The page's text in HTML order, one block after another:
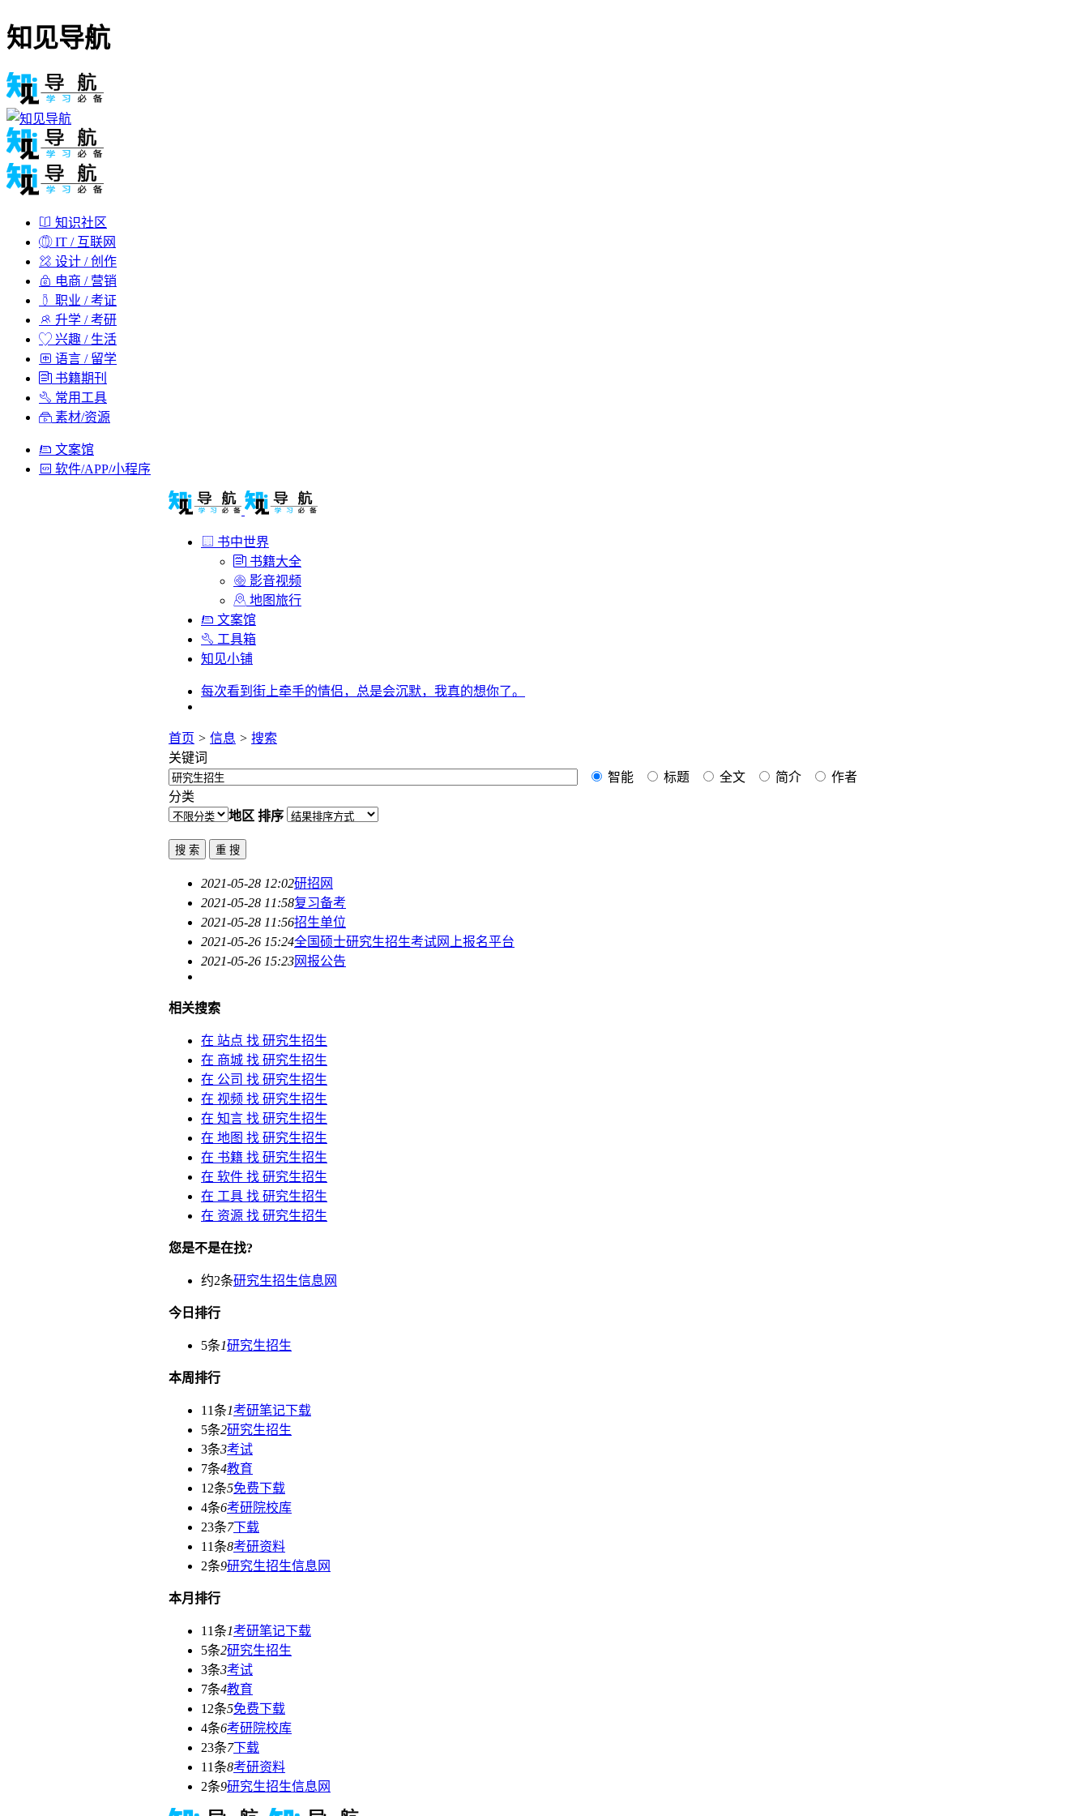
知见导航
知识社区
IT / 互联网
设计 / 创作
电商 / 营销
职业 / 考证
升学 / 考研
兴趣 / 生活
语言 / 留学
书籍期刊
常用工具
素材/资源
文案馆
软件/APP/小程序
书中世界
书籍大全
影音视频
地图旅行
文案馆
工具箱
知见小铺
每次看到街上牵手的情侣，总是会沉默，我真的想你了。
首页 > 信息 > 搜索
关键词
智能
标题 全文 简介
作者
分类
地区 排序
2021-05-28 12:02研招网
2021-05-28 11:58复习备考
2021-05-28 11:56招生单位
2021-05-26 15:24全国硕士研究生招生考试网上报名平台
2021-05-26 15:23网报公告
相关搜索
在 站点 找 研究生招生
在 商城 找 研究生招生
在 公司 找 研究生招生
在 视频 找 研究生招生
在 知言 找 研究生招生
在 地图 找 研究生招生
在 书籍 找 研究生招生
在 软件 找 研究生招生
在 工具 找 研究生招生
在 资源 找 研究生招生
您是不是在找?
约2条研究生招生信息网
今日排行
5条1研究生招生
本周排行
11条1考研笔记下载
5条2研究生招生
3条3考试
7条4教育
12条5免费下载
4条6考研院校库
23条7下载
11条8考研资料
2条9研究生招生信息网
本月排行
11条1考研笔记下载
5条2研究生招生
3条3考试
7条4教育
12条5免费下载
4条6考研院校库
23条7下载
11条8考研资料
2条9研究生招生信息网